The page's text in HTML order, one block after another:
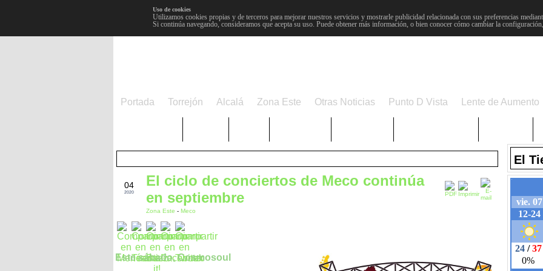
Uso de cookies
Utilizamos cookies propias y de terceros para mejorar nuestros servicios y mostrarle publicidad relacionada con sus preferencias
Si continúa navegando, consideramos que acepta su uso. Puede obtener más información, o bien conocer cómo cambiar la
Portada Torrejón Alcalá Zona Este Otras Noticias Punto D Vista Lente de Aumento
04
2020
El ciclo de conciertos de Meco continúa
en septiembre
Zona Este - Meco
Este sábado, Cosmosoul
El